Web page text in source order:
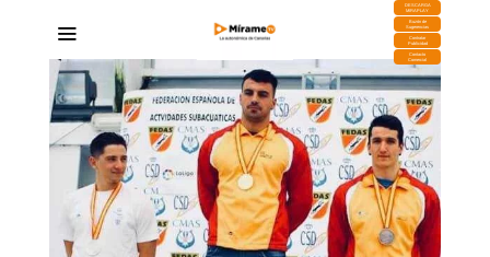
DESCARGA
MIRAPLAY
Buzón de
Sugerencias
Contratar
Publicidad
Contacto
Comercial